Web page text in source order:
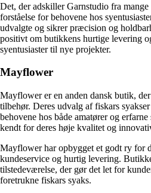
Det, der adskiller Garnstudio fra mange
forståelse for behovene hos
udvalgte og sikrer præcision og
positivt om butikkens hurtige levering
syentusiaster til nye projekter.
Mayflower
Mayflower er en anden dansk butik,
tilbehør. Deres udvalg af fiskars
behovene hos både amatører og
kendt for deres høje kvalitet og
Mayflower har opbygget et godt ry for
kundeservice og hurtig levering.
tilstedeværelse, der gør det let for
foretrukne fiskars syaks.